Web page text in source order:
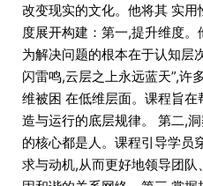
改变现实的文化。他将其 实
度展开构建：第一,提升维度。
为解决问题的根本在于认知层
闪雷鸣,云层之上永远蓝天”,许
维被困 在低维层面。课程旨
造与运行的底层规律。 第二,
的核心都是人。课程引导学员
求与动机,从而更好地领导团